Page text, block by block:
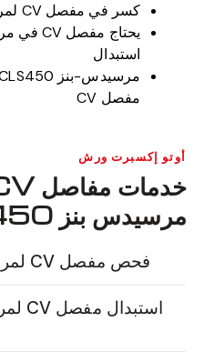
كسر في مفصل CV لمرسيدس-بنز CLS450
استبدال
مفصل CV
أوتو إكسبرت ورش
مرسيدس بنز CLS450 لدينا
فحص مفصل CV لمرسيدس-بنز CLS450: